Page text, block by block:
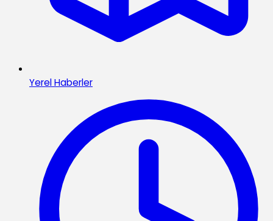
Yerel Haberler